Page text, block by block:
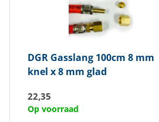
DGR Gasslang 100cm 8 mm
knel x 8 mm glad
22,35
Op voorraad